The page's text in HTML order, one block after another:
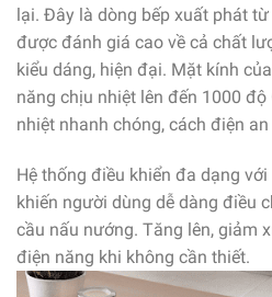
lại. Đây là dòng bếp xuất phát
được đánh giá cao về cả chất
kiểu dáng, hiện đại. Mặt kính
năng chịu nhiệt lên đến 1000 độ
nhiệt nhanh chóng, cách điện
Hệ thống điều khiển đa dạng
khiến người dùng dễ dàng điều
cầu nấu nướng. Tăng lên, giảm
điện năng khi không cần thiết.